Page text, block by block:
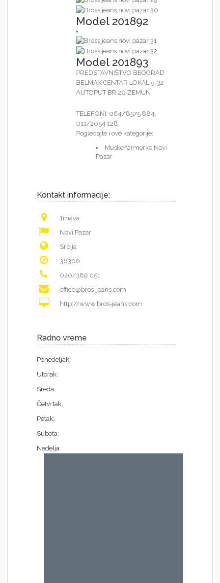
Model 201892
Model 201893
PREDSTAVNIŠTVO BEOGRAD
BELMAX CENTAR LOKAL 5-32
AUTOPUT BR 20 ZEMUN
TELEFONI: 064/8575 884,
011/2054 128
Pogledajte i ove kategorije:
Muske farmerke Novi
Pazar
Kontakt informacije:
Trnava
Novi Pazar
Srbija
36300
020/389 051
office@bros-jeans.com
http://www.bros-jeans.com
Radno vreme
Ponedeljak:
Utorak:
Sreda:
Četvrtak:
Petak:
Subota:
Nedelja: